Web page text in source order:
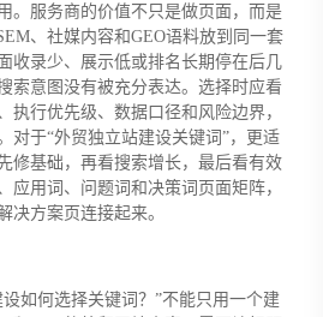
。服务商的价值不只是做页面，而是
、社媒内容和GEO语料放到同一套
收录少、展示低或排名长期停在后几
索意图没有被充分表达。选择时应看
执行优先级、数据口径和风险边界，
对于“外贸独立站建设关键词”，更适
修基础，再看搜索增长，最后看有效
应用词、问题词和决策词页面矩阵，
决方案页连接起来。
如何选择关键词？”不能只用一个建